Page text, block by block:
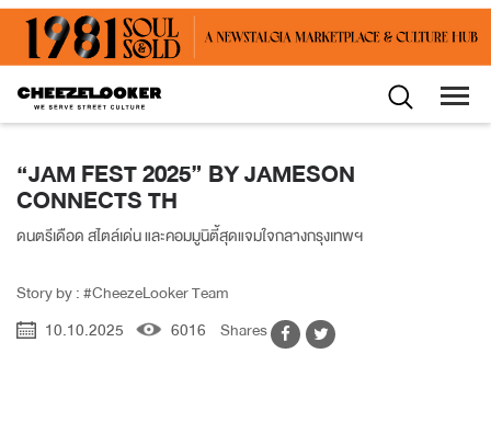
“JAM FEST 2025” BY JAMESON
CONNECTS TH
ดนตรีเดือด สไตล์เด่น และคอมมูนิตี้สุดแจมใจกลางกรุงเทพฯ
Story by : #CheezeLooker Team
10.10.2025
6016 Shares